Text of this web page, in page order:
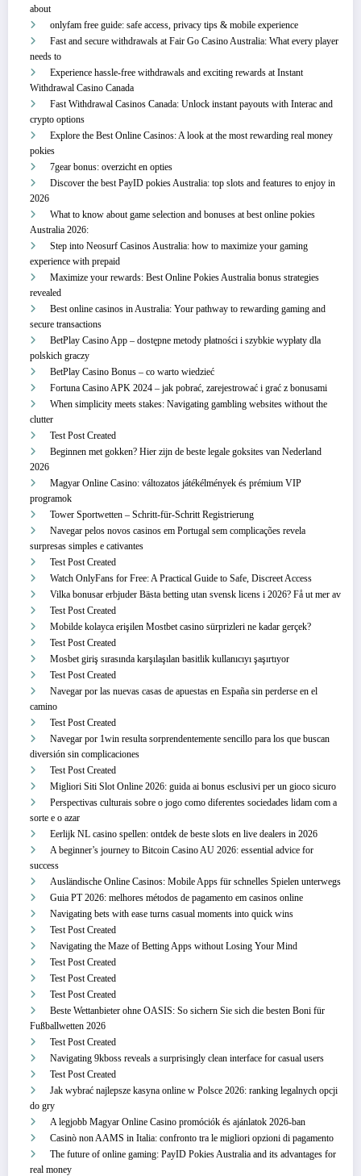
about
onlyfam free guide: safe access, privacy tips & mobile experience
Fast and secure withdrawals at Fair Go Casino Australia: What every player
needs to
Experience hassle-free withdrawals and exciting rewards at Instant
Withdrawal Casino Canada
Fast Withdrawal Casinos Canada: Unlock instant payouts with Interac and
crypto options
Explore the Best Online Casinos: A look at the most rewarding real money
pokies
7gear bonus: overzicht en opties
Discover the best PayID pokies Australia: top slots and features to enjoy in
2026
What to know about game selection and bonuses at best online pokies
Australia 2026:
Step into Neosurf Casinos Australia: how to maximize your gaming
experience with prepaid
Maximize your rewards: Best Online Pokies Australia bonus strategies
revealed
Best online casinos in Australia: Your pathway to rewarding gaming and
secure transactions
BetPlay Casino App – dostępne metody płatności i szybkie wypłaty dla
polskich graczy
BetPlay Casino Bonus – co warto wiedzieć
Fortuna Casino APK 2024 – jak pobrać, zarejestrować i grać z bonusami
When simplicity meets stakes: Navigating gambling websites without the
clutter
Test Post Created
Beginnen met gokken? Hier zijn de beste legale goksites van Nederland
2026
Magyar Online Casino: változatos játékélmények és prémium VIP
programok
Tower Sportwetten – Schritt‑für‑Schritt Registrierung
Navegar pelos novos casinos em Portugal sem complicações revela
surpresas simples e cativantes
Test Post Created
Watch OnlyFans for Free: A Practical Guide to Safe, Discreet Access
Vilka bonusar erbjuder Bästa betting utan svensk licens i 2026? Få ut mer av
Test Post Created
Mobilde kolayca erişilen Mostbet casino sürprizleri ne kadar gerçek?
Test Post Created
Mosbet giriş sırasında karşılaşılan basitlik kullanıcıyı şaşırtıyor
Test Post Created
Navegar por las nuevas casas de apuestas en España sin perderse en el
camino
Test Post Created
Navegar por 1win resulta sorprendentemente sencillo para los que buscan
diversión sin complicaciones
Test Post Created
Migliori Siti Slot Online 2026: guida ai bonus esclusivi per un gioco sicuro
Perspectivas culturais sobre o jogo como diferentes sociedades lidam com a
sorte e o azar
Eerlijk NL casino spellen: ontdek de beste slots en live dealers in 2026
A beginner’s journey to Bitcoin Casino AU 2026: essential advice for
success
Ausländische Online Casinos: Mobile Apps für schnelles Spielen unterwegs
Guia PT 2026: melhores métodos de pagamento em casinos online
Navigating bets with ease turns casual moments into quick wins
Test Post Created
Navigating the Maze of Betting Apps without Losing Your Mind
Test Post Created
Test Post Created
Test Post Created
Beste Wettanbieter ohne OASIS: So sichern Sie sich die besten Boni für
Fußballwetten 2026
Test Post Created
Navigating 9kboss reveals a surprisingly clean interface for casual users
Test Post Created
Jak wybrać najlepsze kasyna online w Polsce 2026: ranking legalnych opcji
do gry
A legjobb Magyar Online Casino promóciók és ajánlatok 2026-ban
Casinò non AAMS in Italia: confronto tra le migliori opzioni di pagamento
The future of online gaming: PayID Pokies Australia and its advantages for
real money